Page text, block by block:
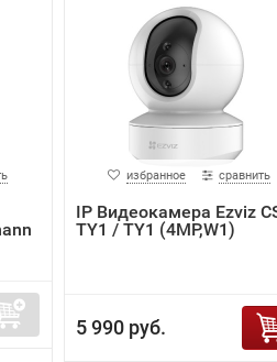
избранное сравнить
IP Видеокамера Ezviz
TY1 / TY1 (4MP,W1)
5 990 руб.